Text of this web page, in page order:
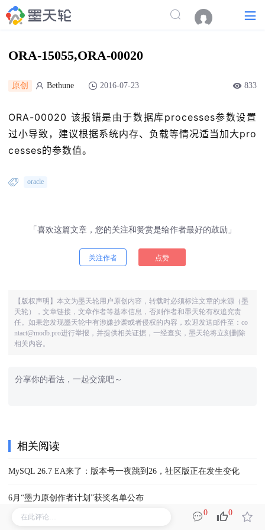
ORA-15055,ORA-00020
原创 Bethune 2016-07-23 833
ORA-00020 该报错是由于数据库processes参数设置
过小导致，建议根据系统内存、负载等情况适当加大pro
cesses的参数值。
oracle
「喜欢这篇文章，您的关注和赞赏是给作者最好的鼓励」
关注作者 点赞
【版权声明】本文为墨天轮用户原创内容，转载时必须标注文章的来源（墨
天轮），文章链接，文章作者等基本信息，否则作者和墨天轮有权追究责
任。如果您发现墨天轮中有涉嫌抄袭或者侵权的内容，欢迎发送邮件至：co
ntact@modb.pro进行举报，并提供相关证据，一经查实，墨天轮将立刻删除
相关内容。
相关阅读
MySQL 26.7 EA来了：版本号一夜跳到26，社区版正在发生变化
6月“墨力原创作者计划”获奖名单公布
0 0